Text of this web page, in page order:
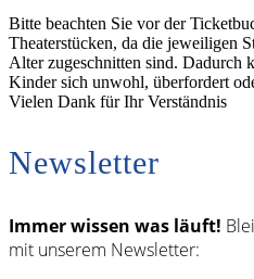
Bitte beachten Sie vor der
Theaterstücken, da die jeweiligen
Alter zugeschnitten sind. Dadurch
Kinder sich unwohl, überfordert
Vielen Dank für Ihr Verständnis
Newsletter
Immer wissen was läuft!
mit unserem Newsletter: